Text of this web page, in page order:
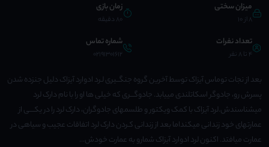
میزان سختی
8 از 10
زمان بازی
80 دقیقه
تعداد نفرات
4 تا 8 نفر
شماره تماس
02191301612
بعد از نجات توماس آیزاک توسط آخرین گروه جنگــیری لـرد ادوارد آیزاک دلیل جنزده شدن
پسرش رو، جادوگر اسکاتلندی مییابد. جادوگـــری که خیلی ها او را با نام دارک لرد
میشناسندش.لرد آیزاک با کمک ویکتور و طلسمهای جادوگران، دارک لرد را در یکــــی از
عمارتهای خود زندانی میکنداما بعد از زندانی کـردن دارک لرد اتفاقات عجیب و سیاهی در
عمارت میافتد. اکنون لرد ادوارد آیزاک شمارو به عمارت خودش...